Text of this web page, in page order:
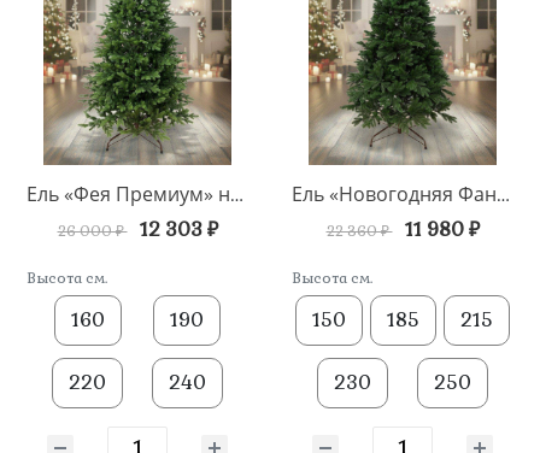
Ель «Фея Премиум» напольная
26 000 ₽ 12 303 ₽
Высота см.
160 190
220 240
Ель «Новогодняя Фантазия» напольная
22 360 ₽ 11 980 ₽
Высота см.
150 185 215
230 250